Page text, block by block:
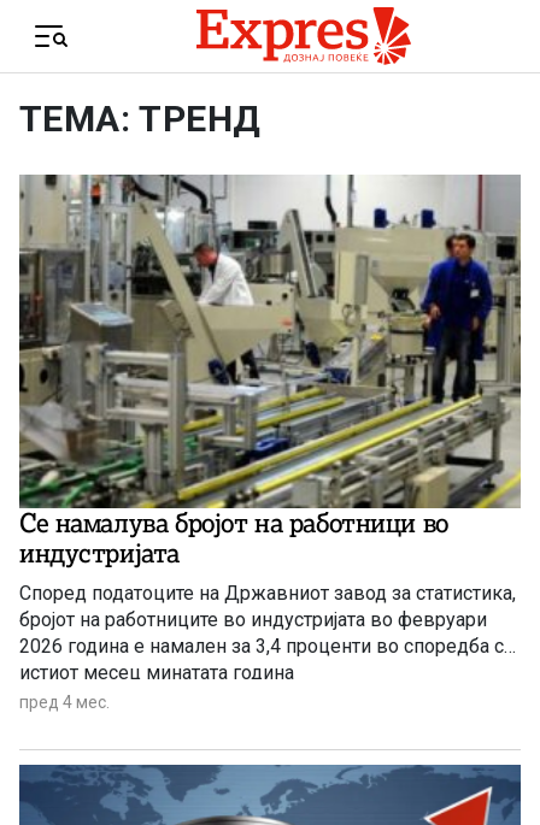
Menu
ТЕМА: ТРЕНД
Се намалува бројот на работници во
индустријата
Според податоците на Државниот завод за статистика,
бројот на работниците во индустријата во февруари
2026 година е намален за 3,4 проценти во споредба со
истиот месец минатата година
пред 4 мес.